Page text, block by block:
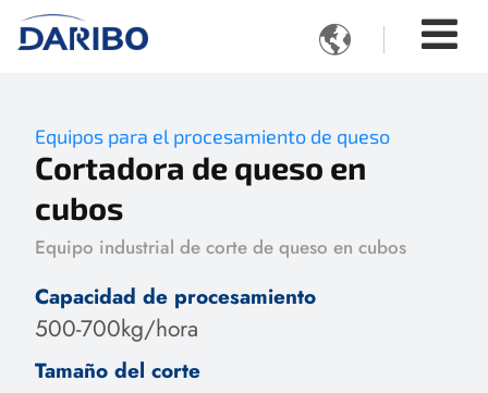

Equipos para el procesamiento de queso
Cortadora de queso en
cubos
Equipo industrial de corte de queso en cubos
Capacidad de procesamiento
500-700kg/hora
Tamaño del corte